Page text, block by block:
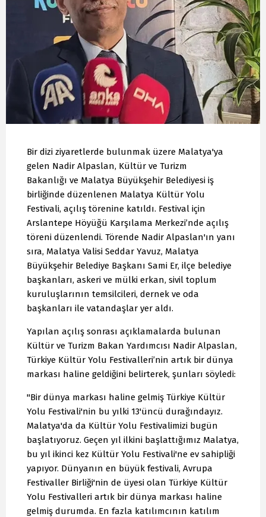
Bir dizi ziyaretlerde bulunmak üzere Malatya'ya
gelen Nadir Alpaslan, Kültür ve Turizm
Bakanlığı ve Malatya Büyükşehir Belediyesi iş
birliğinde düzenlenen Malatya Kültür Yolu
Festivali, açılış törenine katıldı. Festival için
Arslantepe Höyüğü Karşılama Merkezi’nde açılış
töreni düzenlendi. Törende Nadir Alpaslan'ın yanı
sıra, Malatya Valisi Seddar Yavuz, Malatya
Büyükşehir Belediye Başkanı Sami Er, ilçe belediye
başkanları, askeri ve mülki erkan, sivil toplum
kuruluşlarının temsilcileri, dernek ve oda
başkanları ile vatandaşlar yer aldı.
Yapılan açılış sonrası açıklamalarda bulunan
Kültür ve Turizm Bakan Yardımcısı Nadir Alpaslan,
Türkiye Kültür Yolu Festivalleri’nin artık bir dünya
markası haline geldiğini belirterek, şunları söyledi:
"Bir dünya markası haline gelmiş Türkiye Kültür
Yolu Festivali'nin bu yılki 13'üncü durağındayız.
Malatya'da da Kültür Yolu Festivalimizi bugün
başlatıyoruz. Geçen yıl ilkini başlattığımız Malatya,
bu yıl ikinci kez Kültür Yolu Festivali'ne ev sahipliği
yapıyor. Dünyanın en büyük festivali, Avrupa
Festivaller Birliği'nin de üyesi olan Türkiye Kültür
Yolu Festivalleri artık bir dünya markası haline
gelmiş durumda. En fazla katılımcının katılım